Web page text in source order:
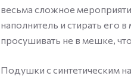
весьма сложное
наполнитель и стирать его
просушивать не в мешке,
Подушки с синтетическим